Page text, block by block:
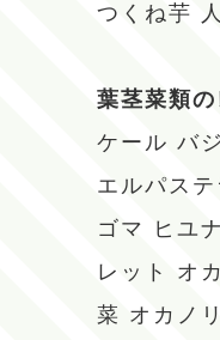
つくね芋
葉茎菜類
ケール バ
エルパステ
ゴマ
ヒユナ
レット
オ
菜 オカノリ